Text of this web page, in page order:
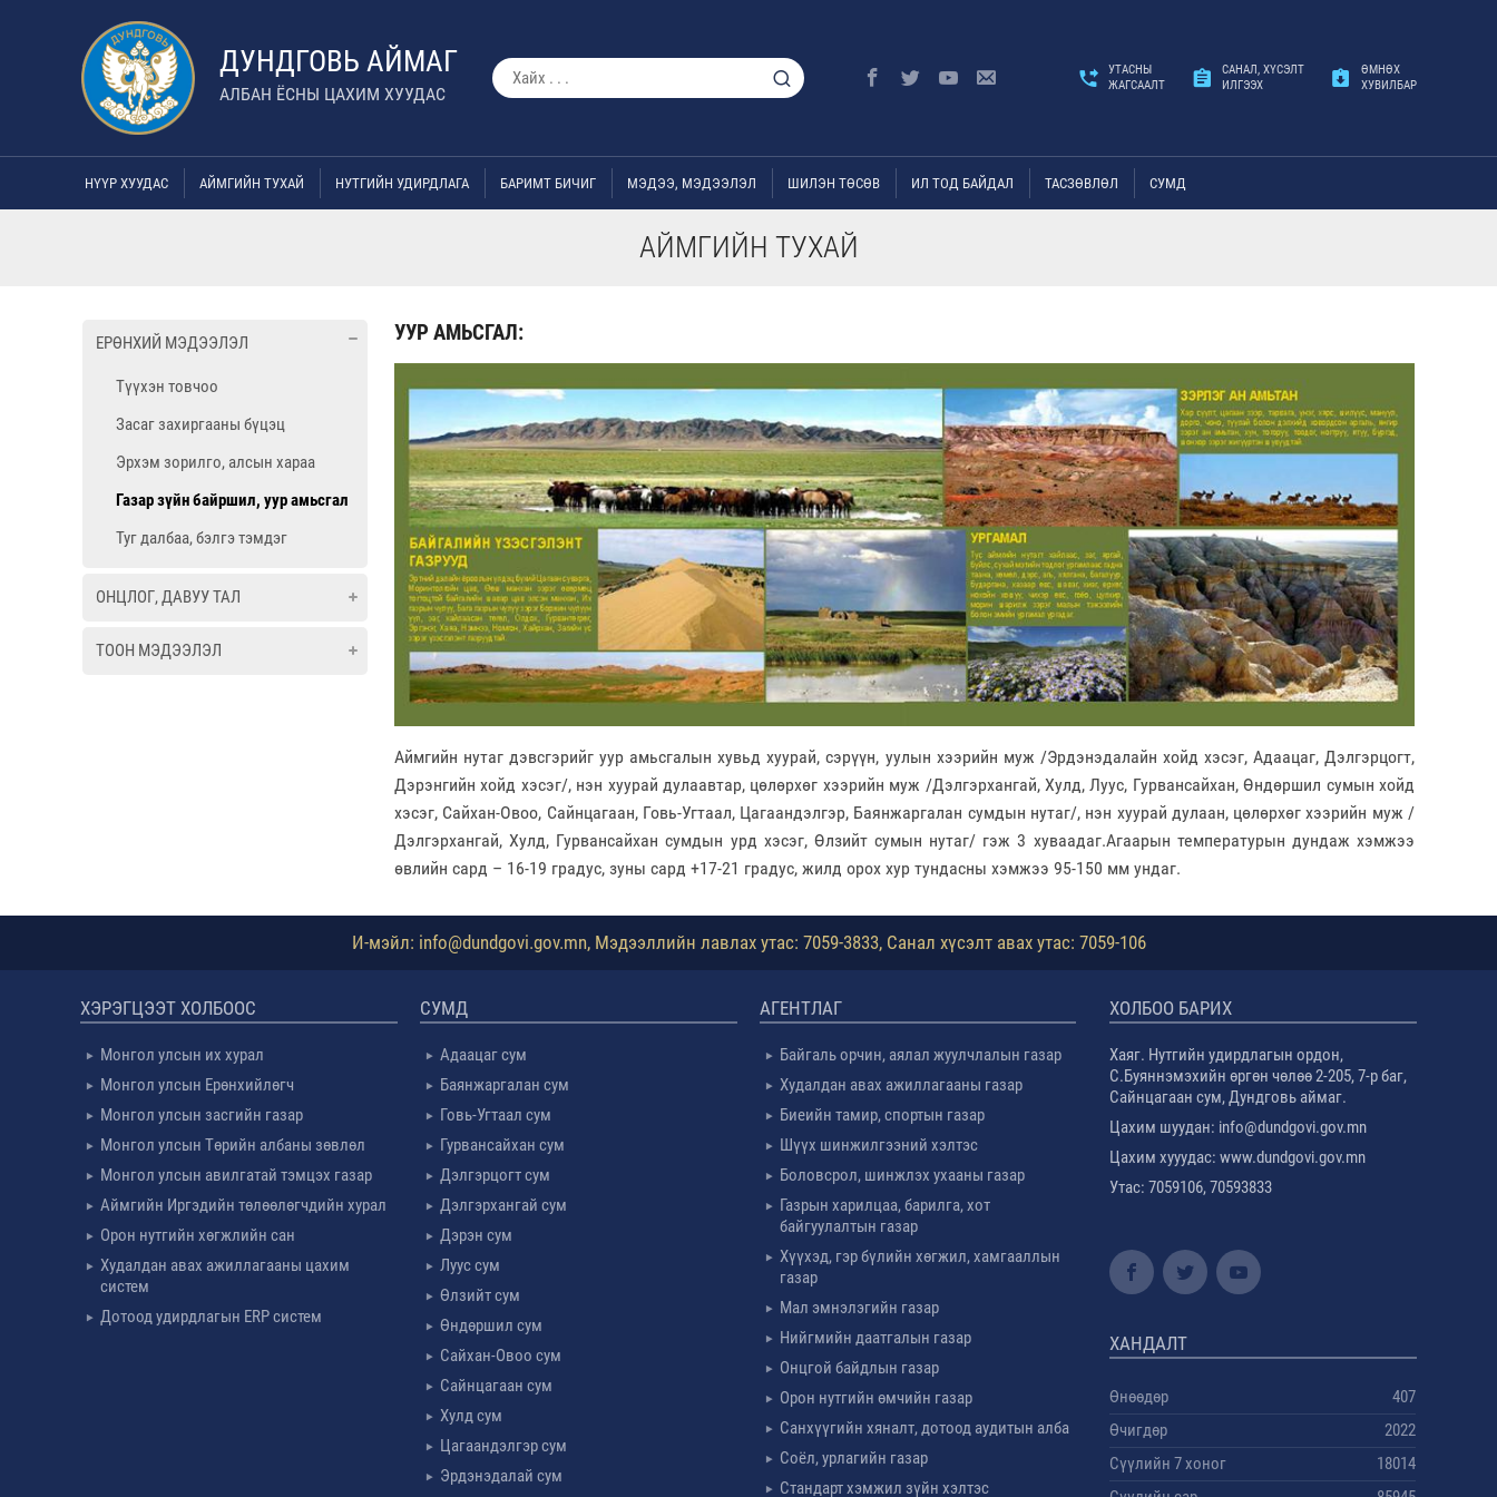
ДУНДГОВЬ АЙМАГ
АЛБАН ЁСНЫ ЦАХИМ ХУУДАС
УТАСНЫ
ЖАГСААЛТ
САНАЛ, ХҮСЭЛТ
ИЛГЭЭХ
ӨМНӨХ
ХУВИЛБАР
НҮҮР ХУУДАС АЙМГИЙН ТУХАЙ НУТГИЙН УДИРДЛАГА БАРИМТ БИЧИГ МЭДЭЭ, МЭДЭЭЛЭЛ ШИЛЭН ТӨСӨВ ИЛ ТОД БАЙДАЛ ТАСЗӨВЛӨЛ СУМД
АЙМГИЙН ТУХАЙ
ЕРӨНХИЙ МЭДЭЭЛЭЛ
Түүхэн товчоо
Засаг захиргааны бүцэц
Эрхэм зорилго, алсын хараа
Газар зүйн байршил, уур амьсгал
Туг далбаа, бэлгэ тэмдэг
ОНЦЛОГ, ДАВУУ ТАЛ
ТООН МЭДЭЭЛЭЛ
УУР АМЬСГАЛ:
Аймгийн нутаг дэвсгэрийг уур амьсгалын хувьд хуурай, сэрүүн, уулын хээрийн муж /Эрдэнэдалайн хойд хэсэг, Адаацаг, Дэлгэрцогт,
Дэрэнгийн хойд хэсэг/, нэн хуурай дулаавтар, цөлөрхөг хээрийн муж /Дэлгэрхангай, Хулд, Луус, Гурвансайхан, Өндөршил сумын хойд
хэсэг, Сайхан-Овоо, Сайнцагаан, Говь-Угтаал, Цагаандэлгэр, Баянжаргалан сумдын нутаг/, нэн хуурай дулаан, цөлөрхөг хээрийн муж /
Дэлгэрхангай, Хулд, Гурвансайхан сумдын урд хэсэг, Өлзийт сумын нутаг/ гэж 3 хуваадаг.Агаарын температурын дундаж хэмжээ
өвлийн сард – 16-19 градус, зуны сард +17-21 градус, жилд орох хур тундасны хэмжээ 95-150 мм ундаг.
И-мэйл: info@dundgovi.gov.mn, Мэдээллийн лавлах утас: 7059-3833, Санал хүсэлт авах утас: 7059-106
ХЭРЭГЦЭЭТ ХОЛБООС
Монгол улсын их хурал
Монгол улсын Ерөнхийлөгч
Монгол улсын засгийн газар
Монгол улсын Төрийн албаны зөвлөл
Монгол улсын авилгатай тэмцэх газар
Аймгийн Иргэдийн төлөөлөгчдийн хурал
Орон нутгийн хөгжлийн сан
Худалдан авах ажиллагааны цахим
систем
Дотоод удирдлагын ERP систем
СУМД
Адаацаг сум
Баянжаргалан сум
Говь-Угтаал сум
Гурвансайхан сум
Дэлгэрцогт сум
Дэлгэрхангай сум
Дэрэн сум
Луус сум
Өлзийт сум
Өндөршил сум
Сайхан-Овоо сум
Сайнцагаан сум
Хулд сум
Цагаандэлгэр сум
Эрдэнэдалай сум
АГЕНТЛАГ
Байгаль орчин, аялал жуулчлалын газар
Худалдан авах ажиллагааны газар
Биеийн тамир, спортын газар
Шүүх шинжилгээний хэлтэс
Боловсрол, шинжлэх ухааны газар
Газрын харилцаа, барилга, хот
байгуулалтын газар
Хүүхэд, гэр бүлийн хөгжил, хамгааллын
газар
Мал эмнэлэгийн газар
Нийгмийн даатгалын газар
Онцгой байдлын газар
Орон нутгийн өмчийн газар
Санхүүгийн хяналт, дотоод аудитын алба
Соёл, урлагийн газар
Стандарт хэмжил зүйн хэлтэс
ХОЛБОО БАРИХ
Хаяг. Нутгийн удирдлагын ордон,
С.Буяннэмэхийн өргөн чөлөө 2-205, 7-р баг,
Сайнцагаан сум, Дундговь аймаг.
Цахим шуудан: info@dundgovi.gov.mn
Цахим хууудас: www.dundgovi.gov.mn
Утас: 7059106, 70593833
ХАНДАЛТ
Өнөөдөр
407
Өчигдөр
2022
Сүүлийн 7 хоног
18014